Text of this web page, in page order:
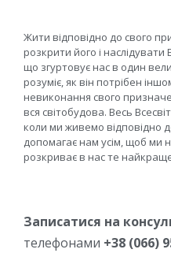
Жити відповідно до свого
розкрити його і
що згуртовує нас в один
розуміє, як він потрібен
невиконання свого
вся світобудова. Весь
коли ми живемо відповідно
допомагає нам усім, щоб ми
розкриває в нас те
Записатися на
телефонами +38 (066)